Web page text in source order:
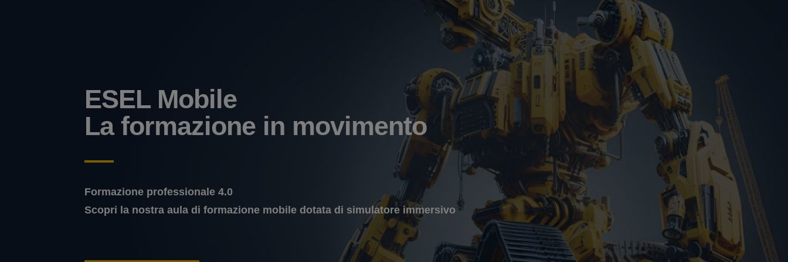
ESEL Mobile
La formazione in movimento
Formazione professionale 4.0
Scopri la nostra aula di formazione mobile dotata di simulatore immersivo